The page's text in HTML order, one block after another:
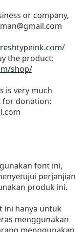
or company,
the product:
shop/
is very much
for donation:
font ini,
perjanjian
produk ini.
ini hanya untuk
menggunakan